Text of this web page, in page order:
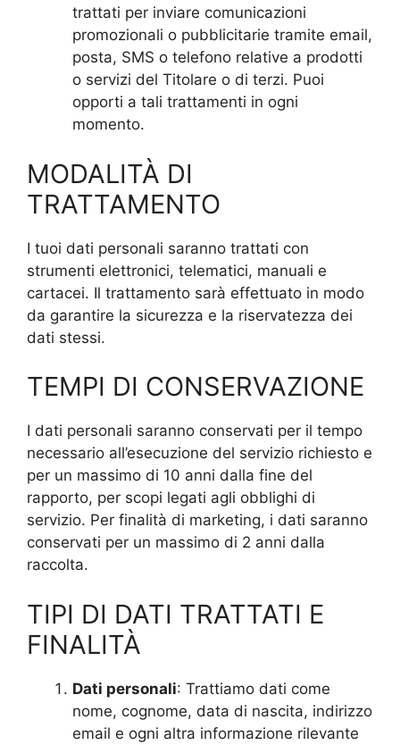
trattati per inviare comunicazioni
promozionali o pubblicitarie tramite email,
posta, SMS o telefono relative a prodotti
o servizi del Titolare o di terzi. Puoi
opporti a tali trattamenti in ogni
momento.
MODALITÀ DI
TRATTAMENTO
I tuoi dati personali saranno trattati con
strumenti elettronici, telematici, manuali e
cartacei. Il trattamento sarà effettuato in modo
da garantire la sicurezza e la riservatezza dei
dati stessi.
TEMPI DI CONSERVAZIONE
I dati personali saranno conservati per il tempo
necessario all’esecuzione del servizio richiesto e
per un massimo di 10 anni dalla fine del
rapporto, per scopi legati agli obblighi di
servizio. Per finalità di marketing, i dati saranno
conservati per un massimo di 2 anni dalla
raccolta.
TIPI DI DATI TRATTATI E
FINALITÀ
Dati personali: Trattiamo dati come
nome, cognome, data di nascita, indirizzo
email e ogni altra informazione rilevante